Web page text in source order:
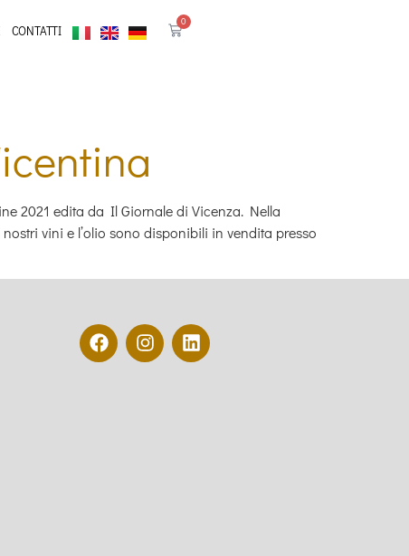
CONTATTI
0
2021 edita da Il Giornale di Vicenza. Nella
vini e l’olio sono disponibili in vendita presso